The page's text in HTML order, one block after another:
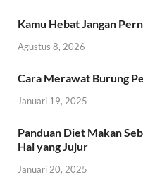
Kamu Hebat Jangan
Agustus 8, 2026
Cara Merawat Burung
Januari 19, 2025
Panduan Diet Makan
Hal yang Jujur
Januari 20, 2025